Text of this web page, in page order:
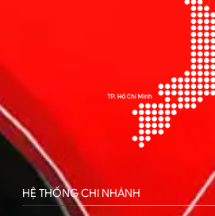
HỆ THỐNG CHI NHÁNH